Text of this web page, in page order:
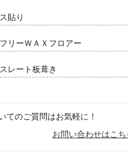
貼り
リーＷＡＸフロアー
レート板葺き
てのご質問はお気軽に！
お問い合わせはこち